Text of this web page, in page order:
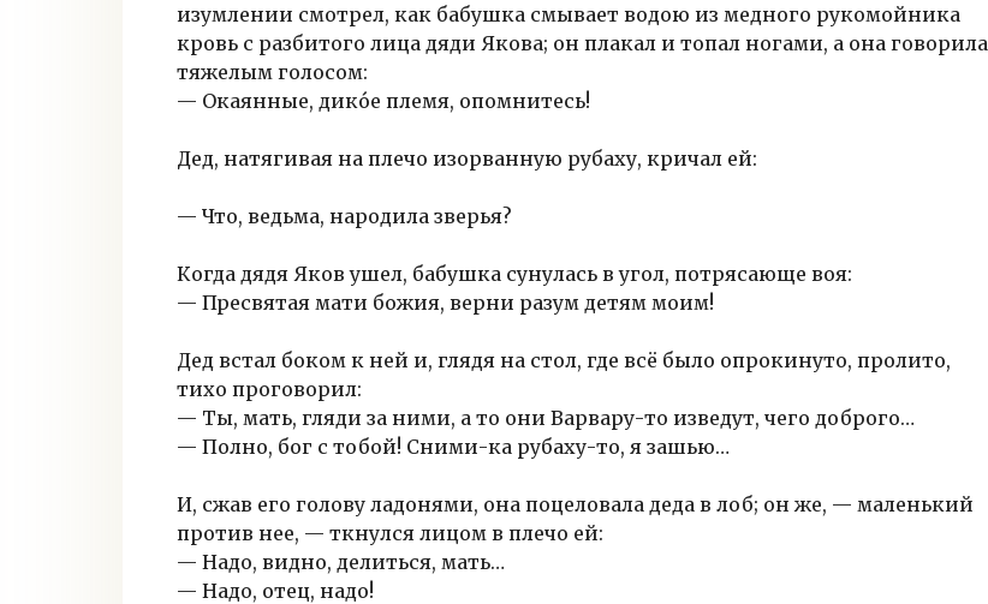
изумлении смотрел, как бабушка смывает водою из медного рукомойника
кровь с разбитого лица дяди Якова; он плакал и топал ногами, а она говорила
тяжелым голосом:
— Окаянные, дико́е племя, опомнитесь!
Дед, натягивая на плечо изорванную рубаху, кричал ей:
— Что, ведьма, народила зверья?
Когда дядя Яков ушел, бабушка сунулась в угол, потрясающе воя:
— Пресвятая мати божия, верни разум детям моим!
Дед встал боком к ней и, глядя на стол, где всё было опрокинуто, пролито,
тихо проговорил:
— Ты, мать, гляди за ними, а то они Варвару-то изведут, чего доброго…
— Полно, бог с тобой! Сними-ка рубаху-то, я зашью…
И, сжав его голову ладонями, она поцеловала деда в лоб; он же, — маленький
против нее, — ткнулся лицом в плечо ей:
— Надо, видно, делиться, мать…
— Надо, отец, надо!